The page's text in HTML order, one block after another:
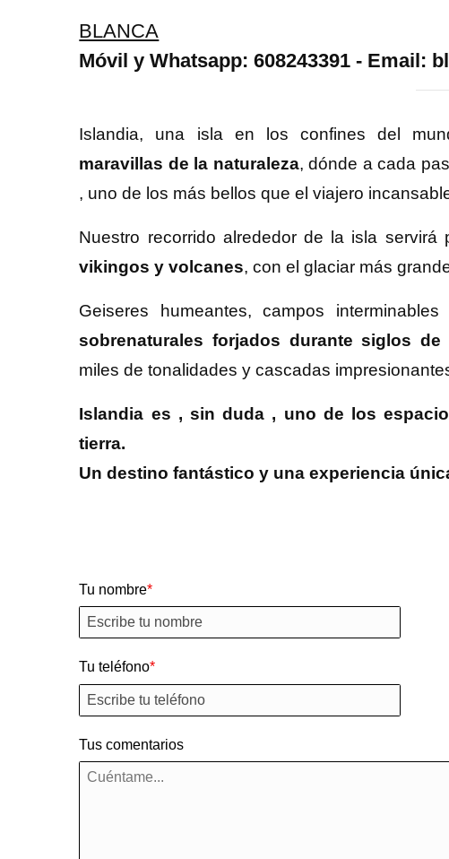
BLANCA
Móvil y Whatsapp: 608243391 - Email:
Islandia, una isla en los confines del
maravillas de la naturaleza, dónde a cada
, uno de los más bellos que el viajero
Nuestro recorrido alrededor de la isla servirá
vikingos y volcanes, con el glaciar más
Geiseres humeantes, campos
sobrenaturales forjados durante siglos de
miles de tonalidades y cascadas
Islandia es , sin duda , uno de los
tierra.
Un destino fantástico y una experiencia
Tu nombre
Tu teléfono
Tus comentarios